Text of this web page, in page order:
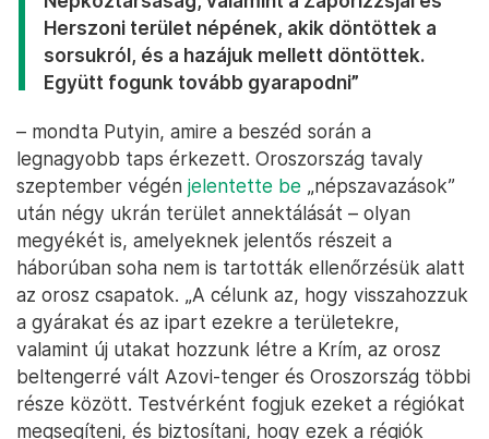
Herszoni terület népének, akik döntöttek a
sorsukról, és a hazájuk mellett döntöttek.
Együtt fogunk tovább gyarapodni”
– mondta Putyin, amire a beszéd során a
legnagyobb taps érkezett. Oroszország tavaly
szeptember végén jelentette be „népszavazások”
után négy ukrán terület annektálását – olyan
megyékét is, amelyeknek jelentős részeit a
háborúban soha nem is tartották ellenőrzésük alatt
az orosz csapatok. „A célunk az, hogy visszahozzuk
a gyárakat és az ipart ezekre a területekre,
valamint új utakat hozzunk létre a Krím, az orosz
beltengerré vált Azovi-tenger és Oroszország többi
része között. Testvérként fogjuk ezeket a régiókat
megsegíteni, és biztosítani, hogy ezek a régiók